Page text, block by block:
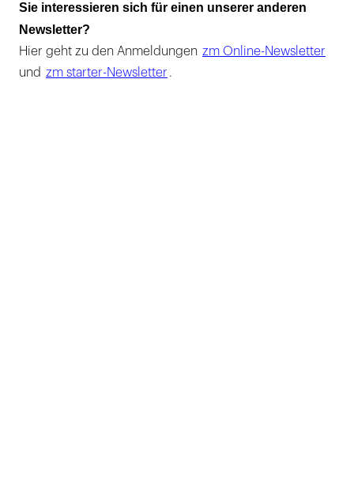
Sie interessieren sich für einen unserer anderen
Newsletter?
Hier geht zu den Anmeldungen zm Online-Newsletter
und zm starter-Newsletter .